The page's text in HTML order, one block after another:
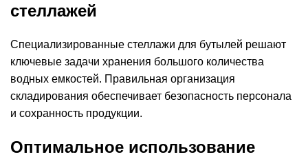
стеллажей
Специализированные стеллажи для бутылей решают
ключевые задачи хранения большого количества
водных емкостей. Правильная организация
складирования обеспечивает безопасность персонала
и сохранность продукции.
Оптимальное использование